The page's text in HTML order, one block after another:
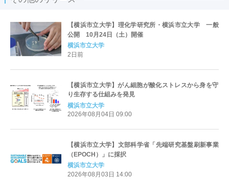
【横浜市立大学】理化学研究所・横浜市立大学 一般
公開 10月24日（土）開催
横浜市立大学
2日前
【横浜市立大学】がん細胞が酸化ストレスから身を守
り生存する仕組みを発見
横浜市立大学
2026年08月04日 09:00
【横浜市立大学】文部科学省「先端研究基盤刷新事業
（EPOCH）」に採択
横浜市立大学
2026年08月03日 14:00